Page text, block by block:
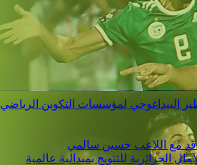
البيداغوجي لمؤسسات التكوين الرياضي
مع اللاعب حسين سالمي